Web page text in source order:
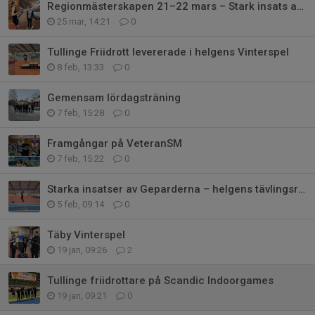
Regionmästerskapen 21–22 mars – Stark insats av våra aktiva
25 mar, 14:21 0
Tullinge Friidrott levererade i helgens Vinterspel
8 feb, 13:33 0
Gemensam lördagsträning
7 feb, 15:28 0
Framgångar på VeteranSM
7 feb, 15:22 0
Starka insatser av Geparderna – helgens tävlingsrapport (30/1–1/2)
5 feb, 09:14 0
Täby Vinterspel
19 jan, 09:26 2
Tullinge friidrottare på Scandic Indoorgames
19 jan, 09:21 0